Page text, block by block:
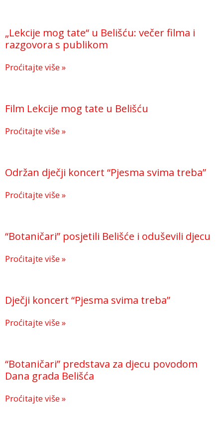
„Lekcije mog tate“ u Belišću: večer filma i
razgovora s publikom
Proćitajte više »
Film Lekcije mog tate u Belišću
Proćitajte više »
Održan dječji koncert “Pjesma svima treba”
Proćitajte više »
“Botaničari” posjetili Belišće i oduševili djecu
Proćitajte više »
Dječji koncert “Pjesma svima treba”
Proćitajte više »
“Botaničari” predstava za djecu povodom
Dana grada Belišća
Proćitajte više »